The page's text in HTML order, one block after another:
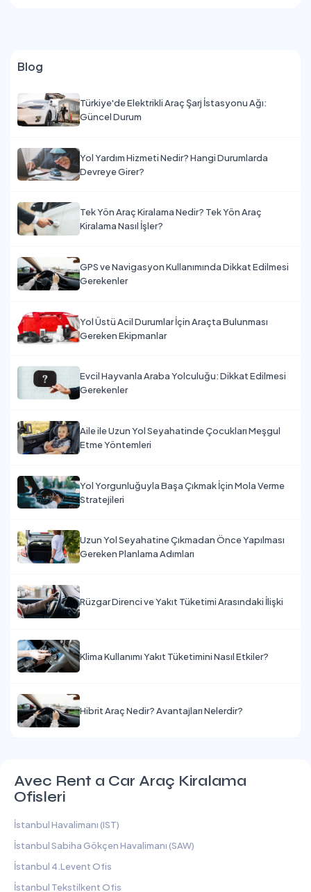
Blog
Türkiye'de Elektrikli Araç Şarj İstasyonu Ağı:
Güncel Durum
Yol Yardım Hizmeti Nedir? Hangi Durumlarda
Devreye Girer?
Tek Yön Araç Kiralama Nedir? Tek Yön Araç
Kiralama Nasıl İşler?
GPS ve Navigasyon Kullanımında Dikkat Edilmesi
Gerekenler
Yol Üstü Acil Durumlar İçin Araçta Bulunması
Gereken Ekipmanlar
Evcil Hayvanla Araba Yolculuğu: Dikkat Edilmesi
Gerekenler
Aile ile Uzun Yol Seyahatinde Çocukları Meşgul
Etme Yöntemleri
Yol Yorgunluğuyla Başa Çıkmak İçin Mola Verme
Stratejileri
Uzun Yol Seyahatine Çıkmadan Önce Yapılması
Gereken Planlama Adımları
Rüzgar Direnci ve Yakıt Tüketimi Arasındaki İlişki
Klima Kullanımı Yakıt Tüketimini Nasıl Etkiler?
Hibrit Araç Nedir? Avantajları Nelerdir?
Avec Rent a Car Araç Kiralama
Ofisleri
İstanbul Havalimanı (IST)
İstanbul Sabiha Gökçen Havalimanı (SAW)
İstanbul 4.Levent Ofis
İstanbul Tekstilkent Ofis